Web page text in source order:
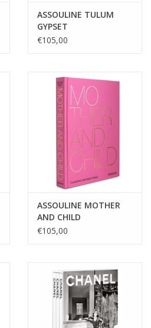
ASSOULINE TULUM
GYPSET
€105,00
ASSOULINE MOTHER
AND CHILD
€105,00